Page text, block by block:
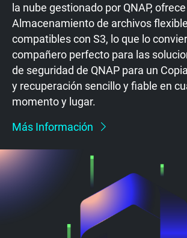
la nube gestionado por QNAP, ofrece
Almacenamiento de archivos
compatibles con S3, lo que lo
compañero perfecto para las
de seguridad de QNAP para un
y recuperación sencillo y fiable en
momento y lugar.
Más Información